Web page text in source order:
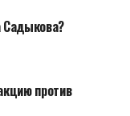
Садыкова?
против